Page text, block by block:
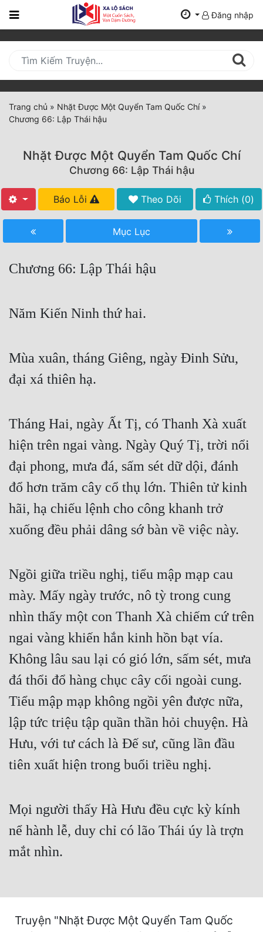
Trang
Mới
Cập
Nhật
(current)
Thể Loại
Tất Cả
Hoàn Thành
Truyện Dịch
Truyện Nhập Môn
Xa Lộ Dịch
Cung Đấu
Cạnh Kỹ
Cổ Tiên Hiệp
Cổ Đại
Dã Sử
Gia Đấu
Góc Nhìn Nam
Góc Nhìn Nữ
Huyền Huyễn
Huyền Nghi
Huyền Ảo
Hệ Thống
Đăng nhập
Trang chủ » Nhặt Được Một Quyển Tam Quốc Chí»
Chương 66: Lập Thái hậu
Nhặt Được Một Quyển Tam Quốc Chí
Chương 66: Lập Thái hậu
Báo Lỗi Theo Dõi Thích (0)
Mục Lục
Chương 66: Lập Thái hậu
Năm Kiến Ninh thứ hai.
Mùa xuân, tháng Giêng, ngày Đinh Sửu,
đại xá thiên hạ.
Tháng Hai, ngày Ất Tị, có Thanh Xà xuất
hiện trên ngai vàng. Ngày Quý Tị, trời nổi
đại phong, mưa đá, sấm sét dữ dội, đánh
đổ hơn trăm cây cổ thụ lớn. Thiên tử kinh
hãi, hạ chiếu lệnh cho công khanh trở
xuống đều phải dâng sớ bàn về việc này.
Ngồi giữa triều nghị, tiểu mập mạp cau
mày. Mấy ngày trước, nô tỳ trong cung
nhìn thấy một con Thanh Xà chiếm cứ trên
ngai vàng khiến hắn kinh hồn bạt vía.
Không lâu sau lại có gió lớn, sấm sét, mưa
đá thổi đổ hàng chục cây cối ngoài cung.
Tiểu mập mạp không ngồi yên được nữa,
lập tức triệu tập quần thần hỏi chuyện. Hà
Hưu, với tư cách là Đế sư, cũng lần đầu
tiên xuất hiện trong buổi triều nghị.
Mọi người thấy Hà Hưu đều cực kỳ kính
nể hành lễ, duy chỉ có lão Thái úy là trợn
mắt nhìn.
Truyện "Nhặt Được Một Quyển Tam Quốc